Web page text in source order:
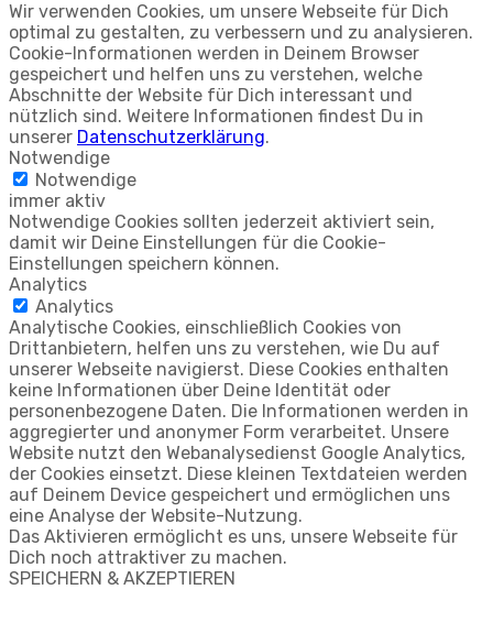
Wir verwenden Cookies, um unsere Webseite für Dich
optimal zu gestalten, zu verbessern und zu analysieren.
Cookie-Informationen werden in Deinem Browser
gespeichert und helfen uns zu verstehen, welche
Abschnitte der Website für Dich interessant und
nützlich sind. Weitere Informationen findest Du in
unserer Datenschutzerklärung.
Notwendige
Notwendige
immer aktiv
Notwendige Cookies sollten jederzeit aktiviert sein,
damit wir Deine Einstellungen für die Cookie-
Einstellungen speichern können.
Analytics
Analytics
Analytische Cookies, einschließlich Cookies von
Drittanbietern, helfen uns zu verstehen, wie Du auf
unserer Webseite navigierst. Diese Cookies enthalten
keine Informationen über Deine Identität oder
personenbezogene Daten. Die Informationen werden in
aggregierter und anonymer Form verarbeitet. Unsere
Website nutzt den Webanalysedienst Google Analytics,
der Cookies einsetzt. Diese kleinen Textdateien werden
auf Deinem Device gespeichert und ermöglichen uns
eine Analyse der Website-Nutzung.
Das Aktivieren ermöglicht es uns, unsere Webseite für
Dich noch attraktiver zu machen.
SPEICHERN & AKZEPTIEREN